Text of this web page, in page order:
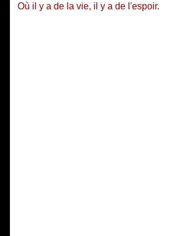
Où il y a de la vie, il y a de l'espoir.